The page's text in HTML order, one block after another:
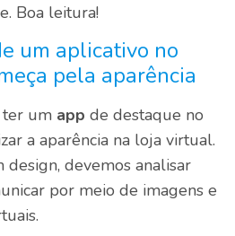
Boa leitura!
um aplicativo no
pela aparência
ter um app de destaque no
a aparência na loja virtual.
design, devemos analisar
por meio de imagens e